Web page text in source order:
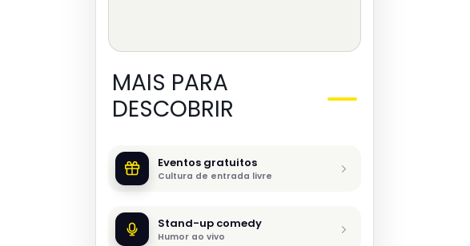
MAIS PARA
DESCOBRIR
Eventos gratuitos
Cultura de entrada livre
Stand-up comedy
Humor ao vivo